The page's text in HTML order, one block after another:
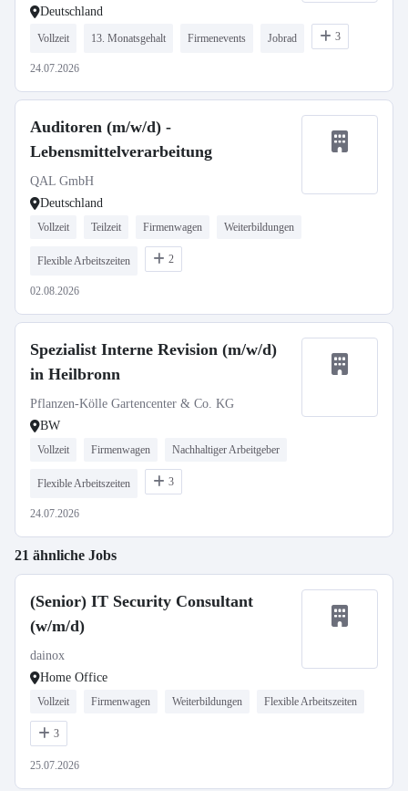
Deutschland
Vollzeit 13. Monatsgehalt Firmenevents Jobrad 3
24.07.2026
Auditoren (m/w/d) -
Lebensmittelverarbeitung
QAL GmbH
Deutschland
Vollzeit Teilzeit Firmenwagen Weiterbildungen
Flexible Arbeitszeiten 2
02.08.2026
Spezialist Interne Revision (m/w/d)
in Heilbronn
Pflanzen-Kölle Gartencenter & Co. KG
BW
Vollzeit Firmenwagen Nachhaltiger Arbeitgeber
Flexible Arbeitszeiten 3
24.07.2026
21 ähnliche Jobs
(Senior) IT Security Consultant
(w/m/d)
dainox
Home Office
Vollzeit Firmenwagen Weiterbildungen Flexible Arbeitszeiten
3
25.07.2026